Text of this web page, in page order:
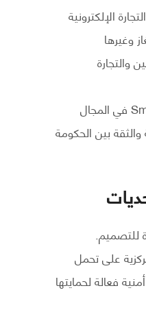
الإلكترونية
وغيرها
والتجارة
استخدام الـSmart Contracts في المجال
بين الحكومة
للتصميم.
على تحمل
فعالة لحمايتها